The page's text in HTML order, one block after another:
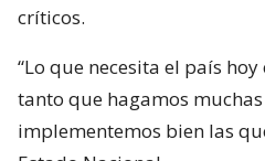
críticos.
“Lo que necesita el país
tanto que hagamos
implementemos bien las